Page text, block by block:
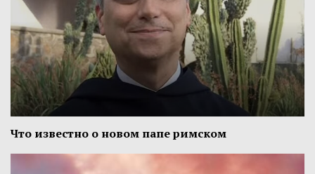
Что известно о новом папе римском